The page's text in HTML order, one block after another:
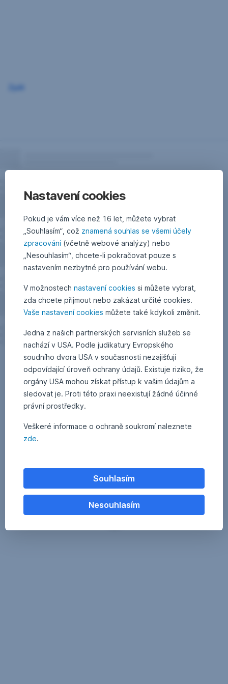
Nastavení cookies
Pokud je vám více než 16 let, můžete vybrat
„Souhlasím“, což znamená souhlas se všemi účely
zpracování(včetně webové analýzy) nebo
„Nesouhlasím“, chcete-li pokračovat pouze s
nastavením nezbytné pro používání webu.
V možnostech nastavení cookies si můžete vybrat,
zda chcete přijmout nebo zakázat určité cookies.
Vaše nastavení cookies můžete také kdykoli změnit.
Jedna z našich partnerských servisních služeb se
nachází v USA. Podle judikatury Evropského
soudního dvora USA v současnosti nezajišťují
odpovídající úroveň ochrany údajů. Existuje riziko, že
orgány USA mohou získat přístup k vašim údajům a
sledovat je. Proti této praxi neexistují žádné účinné
právní prostředky.
Veškeré informace o ochraně soukromí naleznete
zde.
Souhlasím
Nesouhlasím